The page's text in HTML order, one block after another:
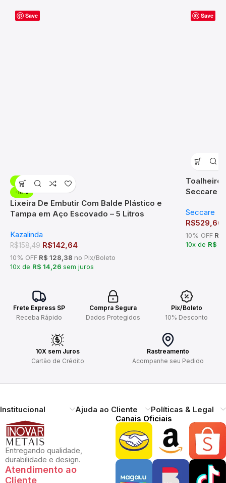
Save
-10%
-10%
Lixeira De Embutir Com Balde Plástico e
Tampa em Aço Escovado – 5 Litros
Kazalinda
R$158,49 R$142,64
10% OFF R$ 128,38 no Pix/Boleto
10x de R$ 14,26 sem juros
Save
Toalheiro
Seccare
Seccare
R$529,66
10% OFF
10x de R$
Frete Express SP
Receba Rápido
Compra Segura
Dados Protegidos
Pix/Boleto
10% Desconto
10X sem Juros
Cartão de Crédito
Rastreamento
Acompanhe seu Pedido
Institucional Ajuda ao Cliente Políticas & Legal
Entregando qualidade,
durabilidade e design.
Atendimento ao
Cliente
Canais Oficiais